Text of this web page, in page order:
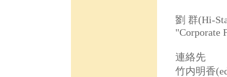
劉 群(Hi-
"Corporate
連絡先
竹内明香